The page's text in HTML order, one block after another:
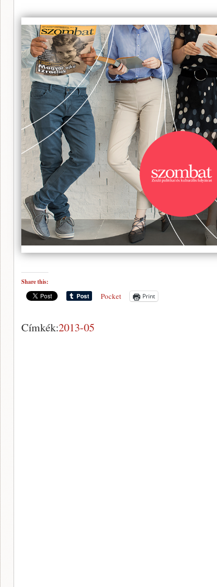
Share this:
Pocket Print
Címkék:2013-05